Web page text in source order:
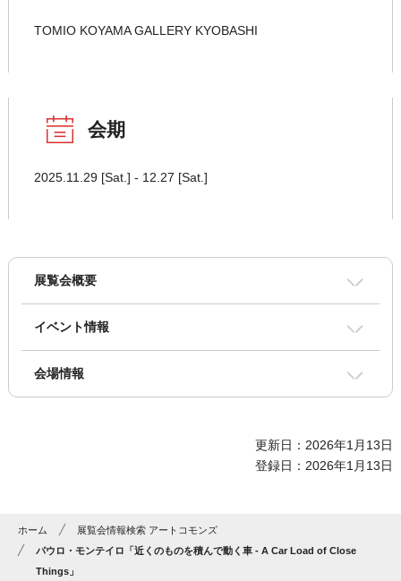
TOMIO KOYAMA GALLERY KYOBASHI
会期
2025.11.29 [Sat.] - 12.27 [Sat.]
展覧会概要
イベント情報
会場情報
更新日：2026年1月13日
登録日：2026年1月13日
ホーム
展覧会情報検索 アートコモンズ
パウロ・モンテイロ「近くのものを積んで動く車 - A Car Load of Close
Things」